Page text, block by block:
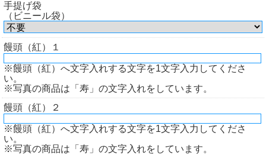
手提げ袋
（ビニール袋）
饅頭（紅）１
※饅頭（紅）へ文字入れする文字を1文字入力してくださ
い。
※写真の商品は「寿」の文字入れをしています。
饅頭（紅）２
※饅頭（紅）へ文字入れする文字を1文字入力してくださ
い。
※写真の商品は「寿」の文字入れをしています。